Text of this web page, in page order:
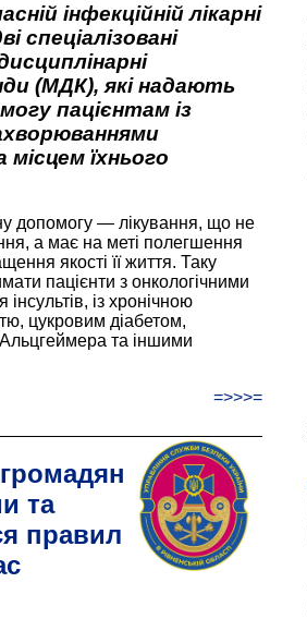
інфекційній лікарні
(МДК), які надають
пацієнтам із
місцем їхнього
допомогу — лікування, що не
а має на меті полегшення
якості її життя. Таку
пацієнти з онкологічними
із хронічною
цукровим діабетом,
та іншими
=>>>=
та
правил